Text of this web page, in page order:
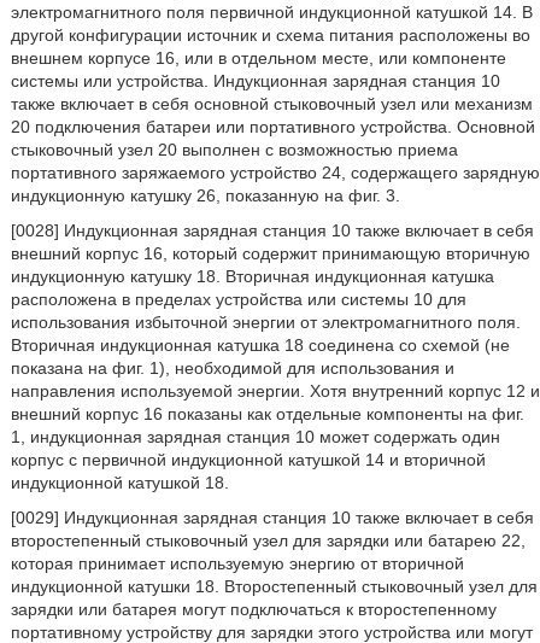
электромагнитного поля первичной индукционной катушкой 14. В
другой конфигурации источник и схема питания расположены во
внешнем корпусе 16, или в отдельном месте, или компоненте
системы или устройства. Индукционная зарядная станция 10
также включает в себя основной стыковочный узел или механизм
20 подключения батареи или портативного устройства. Основной
стыковочный узел 20 выполнен с возможностью приема
портативного заряжаемого устройство 24, содержащего зарядную
индукционную катушку 26, показанную на фиг. 3.
[0028] Индукционная зарядная станция 10 также включает в себя
внешний корпус 16, который содержит принимающую вторичную
индукционную катушку 18. Вторичная индукционная катушка
расположена в пределах устройства или системы 10 для
использования избыточной энергии от электромагнитного поля.
Вторичная индукционная катушка 18 соединена со схемой (не
показана на фиг. 1), необходимой для использования и
направления используемой энергии. Хотя внутренний корпус 12 и
внешний корпус 16 показаны как отдельные компоненты на фиг.
1, индукционная зарядная станция 10 может содержать один
корпус с первичной индукционной катушкой 14 и вторичной
индукционной катушкой 18.
[0029] Индукционная зарядная станция 10 также включает в себя
второстепенный стыковочный узел для зарядки или батарею 22,
которая принимает используемую энергию от вторичной
индукционной катушки 18. Второстепенный стыковочный узел для
зарядки или батарея могут подключаться к второстепенному
портативному устройству для зарядки этого устройства или могут